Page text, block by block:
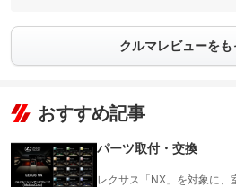
クルマレビューをも
おすすめ記事
パーツ取付・交換
レクサス「NX」を対象に、